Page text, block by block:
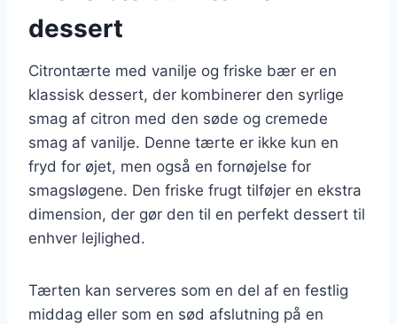
dessert
Citrontærte med vanilje og friske bær er en
klassisk dessert, der kombinerer den syrlige
smag af citron med den søde og cremede
smag af vanilje. Denne tærte er ikke kun en
fryd for øjet, men også en fornøjelse for
smagsløgene. Den friske frugt tilføjer en ekstra
dimension, der gør den til en perfekt dessert til
enhver lejlighed.
Tærten kan serveres som en del af en festlig
middag eller som en sød afslutning på en